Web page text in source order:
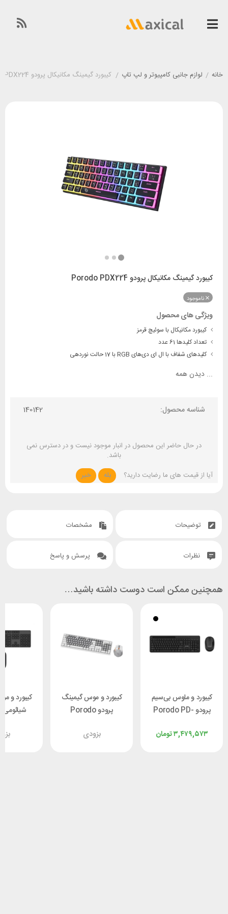
خانه / لوازم جانبی کامپیوتر و لپ تاپ / کیبورد گیمینگ مکانیکال پرودو Porodo PDX224
کیبورد گیمینگ مکانیکال پرودو Porodo PDX224
ناموجود
ویژگی های محصول
کیبورد مکانیکال با سوئیچ قرمز
تعداد کلیدها 61 عدد
کلیدهای شفاف با ال ای دی‌های RGB با 17 حالت نوردهی
... دیدن همه
شناسه محصول: 140142
در حال حاضر این محصول در انبار موجود نیست و در دسترس نمی
باشد.
آیا از قیمت های ما رضایت دارید؟
بله خیر
توضیحات مشخصات
نظرات پرسش و پاسخ
همچنین ممکن است دوست داشته باشید…
کیبورد و ماوس بی‌سیم
پرودو Porodo PD-
تومان۳,۴۷۹,۵۷۳
کیبورد و موس گیمینگ
پرودو Porodo
بزودی
کیبورد و